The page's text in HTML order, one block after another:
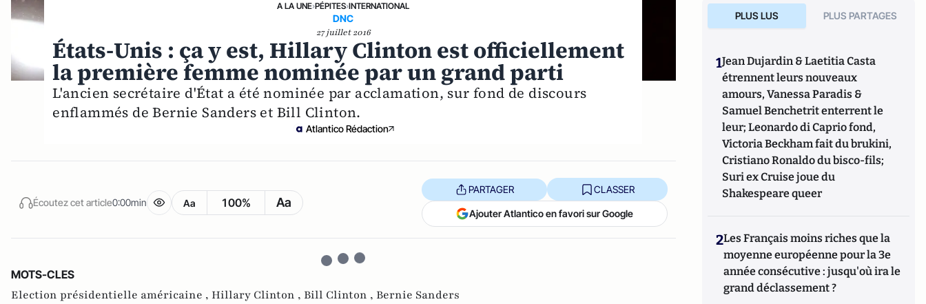
A LA UNE›PÉPITES›INTERNATIONAL
DNC
27 juillet 2016
États-Unis : ça y est, Hillary Clinton est officiellement
la première femme nominée par un grand parti
L'ancien secrétaire d'État a été nominée par acclamation, sur fond de discours
enflammés de Bernie Sanders et Bill Clinton.
Atlantico Rédaction
Écoutez cet article0:00min Aa 100% Aa
PARTAGER CLASSER
Ajouter Atlantico en favori sur Google
MOTS-CLES
Election présidentielle américaine , Hillary Clinton , Bill Clinton , Bernie Sanders
PLUS LUS PLUS PARTAGES
1Jean Dujardin & Laetitia Casta
étrennent leurs nouveaux
amours, Vanessa Paradis &
Samuel Benchetrit enterrent le
leur; Leonardo di Caprio fond,
Victoria Beckham fait du brukini,
Cristiano Ronaldo du bisco-fils;
Suri ex Cruise joue du
Shakespeare queer
2Les Français moins riches que la
moyenne européenne pour la 3e
année consécutive : jusqu'où ira le
grand déclassement ?